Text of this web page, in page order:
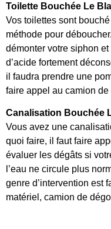
Toilette Bouchée Le
Vos toilettes sont
méthode pour
démonter votre siphon
d’acide fortement
il faudra prendre une
faire appel au camion
Canalisation Bouchée
Vous avez une
quoi faire, il faut faire
évaluer les dégâts si
l’eau ne circule plus
genre d’intervention est
matériel, camion de